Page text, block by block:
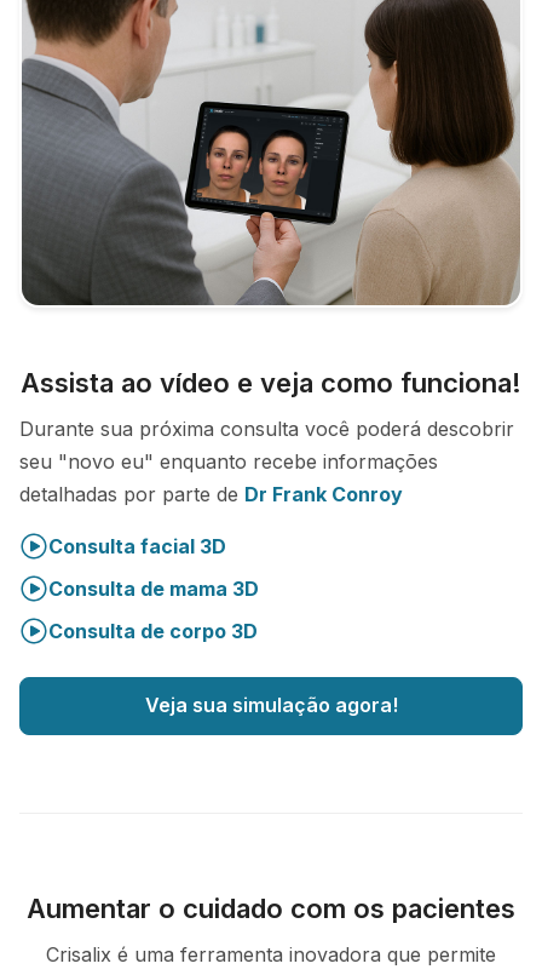
Assista ao vídeo e veja como funciona!
Durante sua próxima consulta você poderá descobrir
seu "novo eu" enquanto recebe informações
detalhadas por parte de Dr Frank Conroy
Consulta facial 3D
Consulta de mama 3D
Consulta de corpo 3D
Veja sua simulação agora!
Aumentar o cuidado com os pacientes
Crisalix é uma ferramenta inovadora que permite